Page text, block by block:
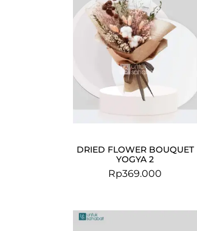
DRIED FLOWER BOUQUET
YOGYA 2
Rp369.000